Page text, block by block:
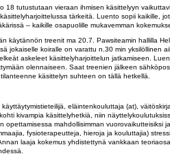
18 tutustutaan vieraan ihmisen käsittelyyn
tärkeitä. Luento sopii kaikille,
– kaikille osapuolille mukavemman
käytännön treenit ma 20.7. Pawsiteamin hallilla
jokaiselle koiralle on varattu n.30 min yksilöllinen
askeleet käsittelyharjoittelun jatkamiseen.
olennaiseen. Saat treenien jälkeen
käsittelyn suhteen on tällä hetkellä.
eläintenkouluttaja (at),
kivampia käsittelyhetkiä, niin
opettamisessa mahdollisimman vuorovaikutteisiksi
fysioterapeutteja, hieroja ja kouluttajia)
laaja kokemus yhdistettynä vankkaan